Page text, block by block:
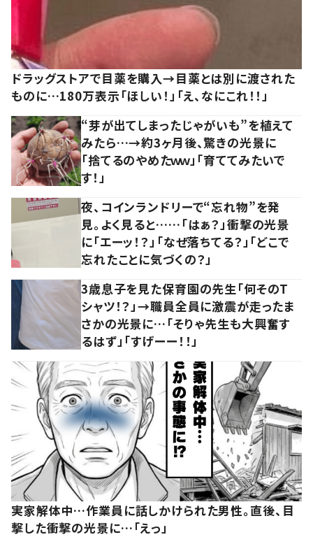
ドラッグストアで目薬を購入→目薬とは別に渡された
ものに…180万表示「ほしい！」「え、なにこれ！！」
“芽が出てしまったじゃがいも”を植えて
みたら…→約3ヶ月後、驚きの光景に
「捨てるのやめたｗｗ」「育ててみたいで
す！」
夜、コインランドリーで“忘れ物”を発
見。よく見ると……「はぁ？」衝撃の光景
に「エーッ！？」「なぜ落ちてる？」「どこで
忘れたことに気づくの？」
3歳息子を見た保育園の先生「何そのT
シャツ！？」→職員全員に激震が走ったま
さかの光景に…「そりゃ先生も大興奮す
るはず」「すげーー！！」
実家解体中…作業員に話しかけられた男性。直後、目
撃した衝撃の光景に…「えっ」